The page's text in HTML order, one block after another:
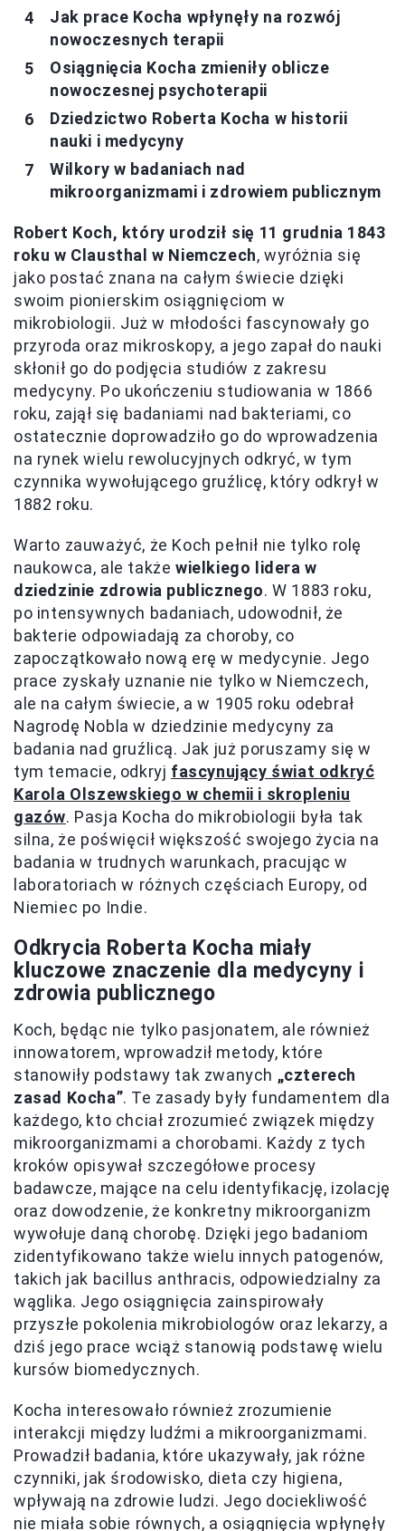
Jak prace Kocha wpłynęły na rozwój
nowoczesnych terapii
Osiągnięcia Kocha zmieniły oblicze
nowoczesnej psychoterapii
Dziedzictwo Roberta Kocha w historii
nauki i medycyny
Wilkory w badaniach nad
mikroorganizmami i zdrowiem publicznym
Robert Koch, który urodził się 11 grudnia 1843
roku w Clausthal w Niemczech, wyróżnia się
jako postać znana na całym świecie dzięki
swoim pionierskim osiągnięciom w
mikrobiologii. Już w młodości fascynowały go
przyroda oraz mikroskopy, a jego zapał do nauki
skłonił go do podjęcia studiów z zakresu
medycyny. Po ukończeniu studiowania w 1866
roku, zajął się badaniami nad bakteriami, co
ostatecznie doprowadziło go do wprowadzenia
na rynek wielu rewolucyjnych odkryć, w tym
czynnika wywołującego gruźlicę, który odkrył w
1882 roku.
Warto zauważyć, że Koch pełnił nie tylko rolę
naukowca, ale takżewielkiego lidera w
dziedzinie zdrowia publicznego. W 1883 roku,
po intensywnych badaniach, udowodnił, że
bakterie odpowiadają za choroby, co
zapoczątkowało nową erę w medycynie. Jego
prace zyskały uznanie nie tylko w Niemczech,
ale na całym świecie, a w 1905 roku odebrał
Nagrodę Nobla w dziedzinie medycyny za
badania nad gruźlicą. Jak już poruszamy się w
tym temacie, odkryj fascynujący świat odkryć
Karola Olszewskiego w chemii i skropleniu
gazów. Pasja Kocha do mikrobiologii była tak
silna, że poświęcił większość swojego życia na
badania w trudnych warunkach, pracując w
laboratoriach w różnych częściach Europy, od
Niemiec po Indie.
Odkrycia Roberta Kocha miały
kluczowe znaczenie dla medycyny i
zdrowia publicznego
Koch, będąc nie tylko pasjonatem, ale również
innowatorem, wprowadził metody, które
stanowiły podstawy tak zwanych „czterech
zasad Kocha”. Te zasady były fundamentem dla
każdego, kto chciał zrozumieć związek między
mikroorganizmami a chorobami. Każdy z tych
kroków opisywał szczegółowe procesy
badawcze, mające na celu identyfikację, izolację
oraz dowodzenie, że konkretny mikroorganizm
wywołuje daną chorobę. Dzięki jego badaniom
zidentyfikowano także wielu innych patogenów,
takich jak bacillus anthracis, odpowiedzialny za
wąglika. Jego osiągnięcia zainspirowały
przyszłe pokolenia mikrobiologów oraz lekarzy, a
dziś jego prace wciąż stanowią podstawę wielu
kursów biomedycznych.
Kocha interesowało również zrozumienie
interakcji między ludźmi a mikroorganizmami.
Prowadził badania, które ukazywały, jak różne
czynniki, jak środowisko, dieta czy higiena,
wpływają na zdrowie ludzi. Jego dociekliwość
nie miała sobie równych, a osiągnięcia wpłynęły